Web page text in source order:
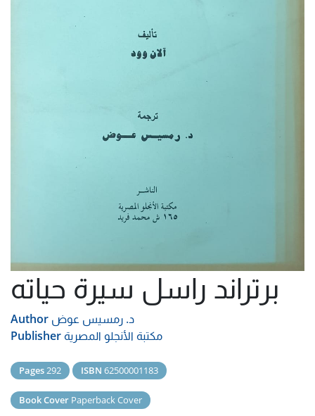
برتراند راسل سيرة حياته
Author د. رمسيس عوض
Publisher مكتبة الأنجلو المصرية
Pages292 ISBN 62500001183
Book Cover Paperback Cover